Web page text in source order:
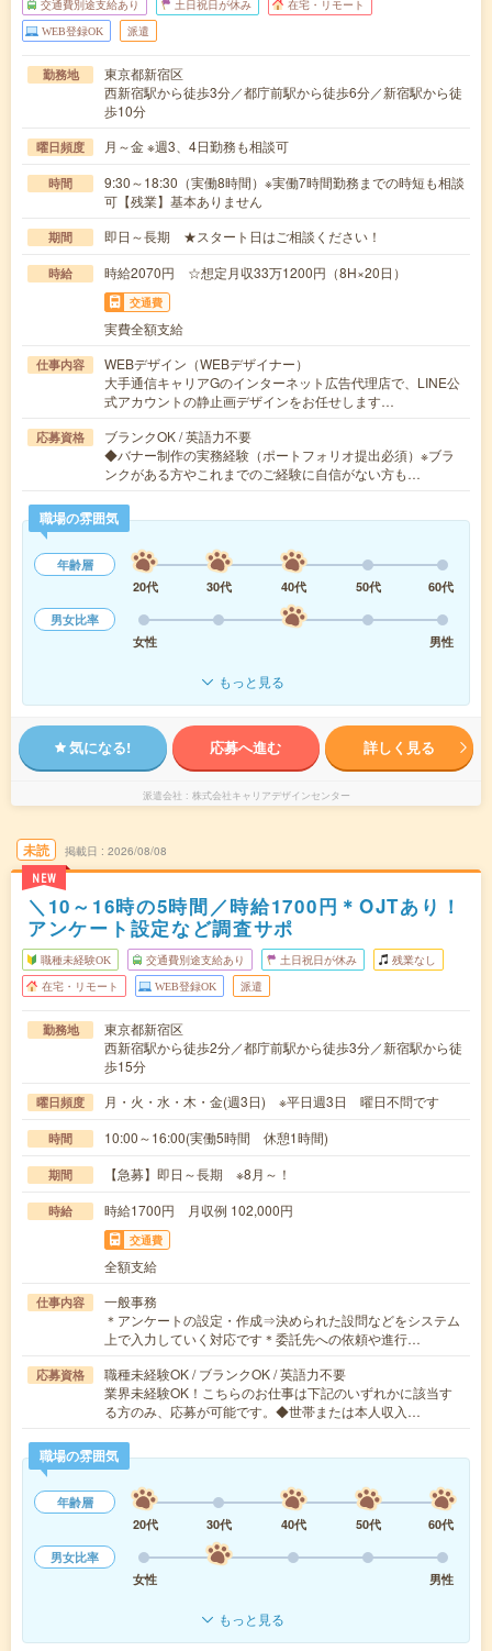
交通費別途支給あり 土日祝日が休み 在宅・リモート
WEB登録OK 派遣
勤務地
東京都新宿区
西新宿駅から徒歩3分／都庁前駅から徒歩6分／新宿駅から徒
歩10分
曜日頻度 月～金 ※週3、4日勤務も相談可
時間
9:30～18:30（実働8時間）※実働7時間勤務までの時短も相談
可【残業】基本ありません
期間 即日～長期 ★スタート日はご相談ください！
時給 時給2070円 ☆想定月収33万1200円（8H×20日）
交通費
実費全額支給
仕事内容
WEBデザイン（WEBデザイナー）
大手通信キャリアGのインターネット広告代理店で、LINE公
式アカウントの静止画デザインをお任せします…
応募資格
ブランクOK / 英語力不要
◆バナー制作の実務経験（ポートフォリオ提出必須）※ブラ
ンクがある方やこれまでのご経験に自信がない方も…
職場の雰囲気
年齢層
20代
30代 40代 50代
60代
男女比率
女性
男性
もっと見る
気になる! 応募へ進む 詳しく見る
派遣会社 株式会社キャリアデザインセンター
未読
NEW
掲載日 2026/08/08
＼10～16時の5時間／時給1700円＊OJTあり！
アンケート設定など調査サポ
職種未経験OK 交通費別途支給あり 土日祝日が休み 残業なし
在宅・リモート WEB登録OK 派遣
勤務地
東京都新宿区
西新宿駅から徒歩2分／都庁前駅から徒歩3分／新宿駅から徒
歩15分
曜日頻度 月・火・水・木・金(週3日) ※平日週3日 曜日不問です
時間 10:00～16:00(実働5時間 休憩1時間)
期間 【急募】即日～長期 ※8月～！
時給 時給1700円 月収例 102,000円
交通費
全額支給
仕事内容
一般事務
＊アンケートの設定・作成⇒決められた設問などをシステム
上で入力していく対応です＊委託先への依頼や進行…
応募資格
職種未経験OK / ブランクOK / 英語力不要
業界未経験OK！こちらのお仕事は下記のいずれかに該当す
る方のみ、応募が可能です。◆世帯または本人収入…
職場の雰囲気
年齢層
20代
30代 40代 50代
60代
男女比率
女性
男性
もっと見る